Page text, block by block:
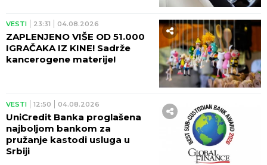
VESTI 23:31 04.08.2026
ZAPLENJENO VIŠE OD 51.000
IGRAČAKA IZ KINE! Sadrže
kancerogene materije!
VESTI 12:50 04.08.2026
UniCredit Banka proglašena
najboljom bankom za
pružanje kastodi usluga u
Srbiji